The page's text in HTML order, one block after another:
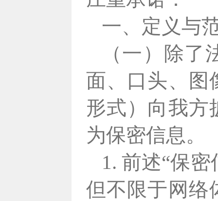
一、定义与
（一）除
面、口头、图
形式）向我方
为保密信息。
1. 前述“保
但不限于网络